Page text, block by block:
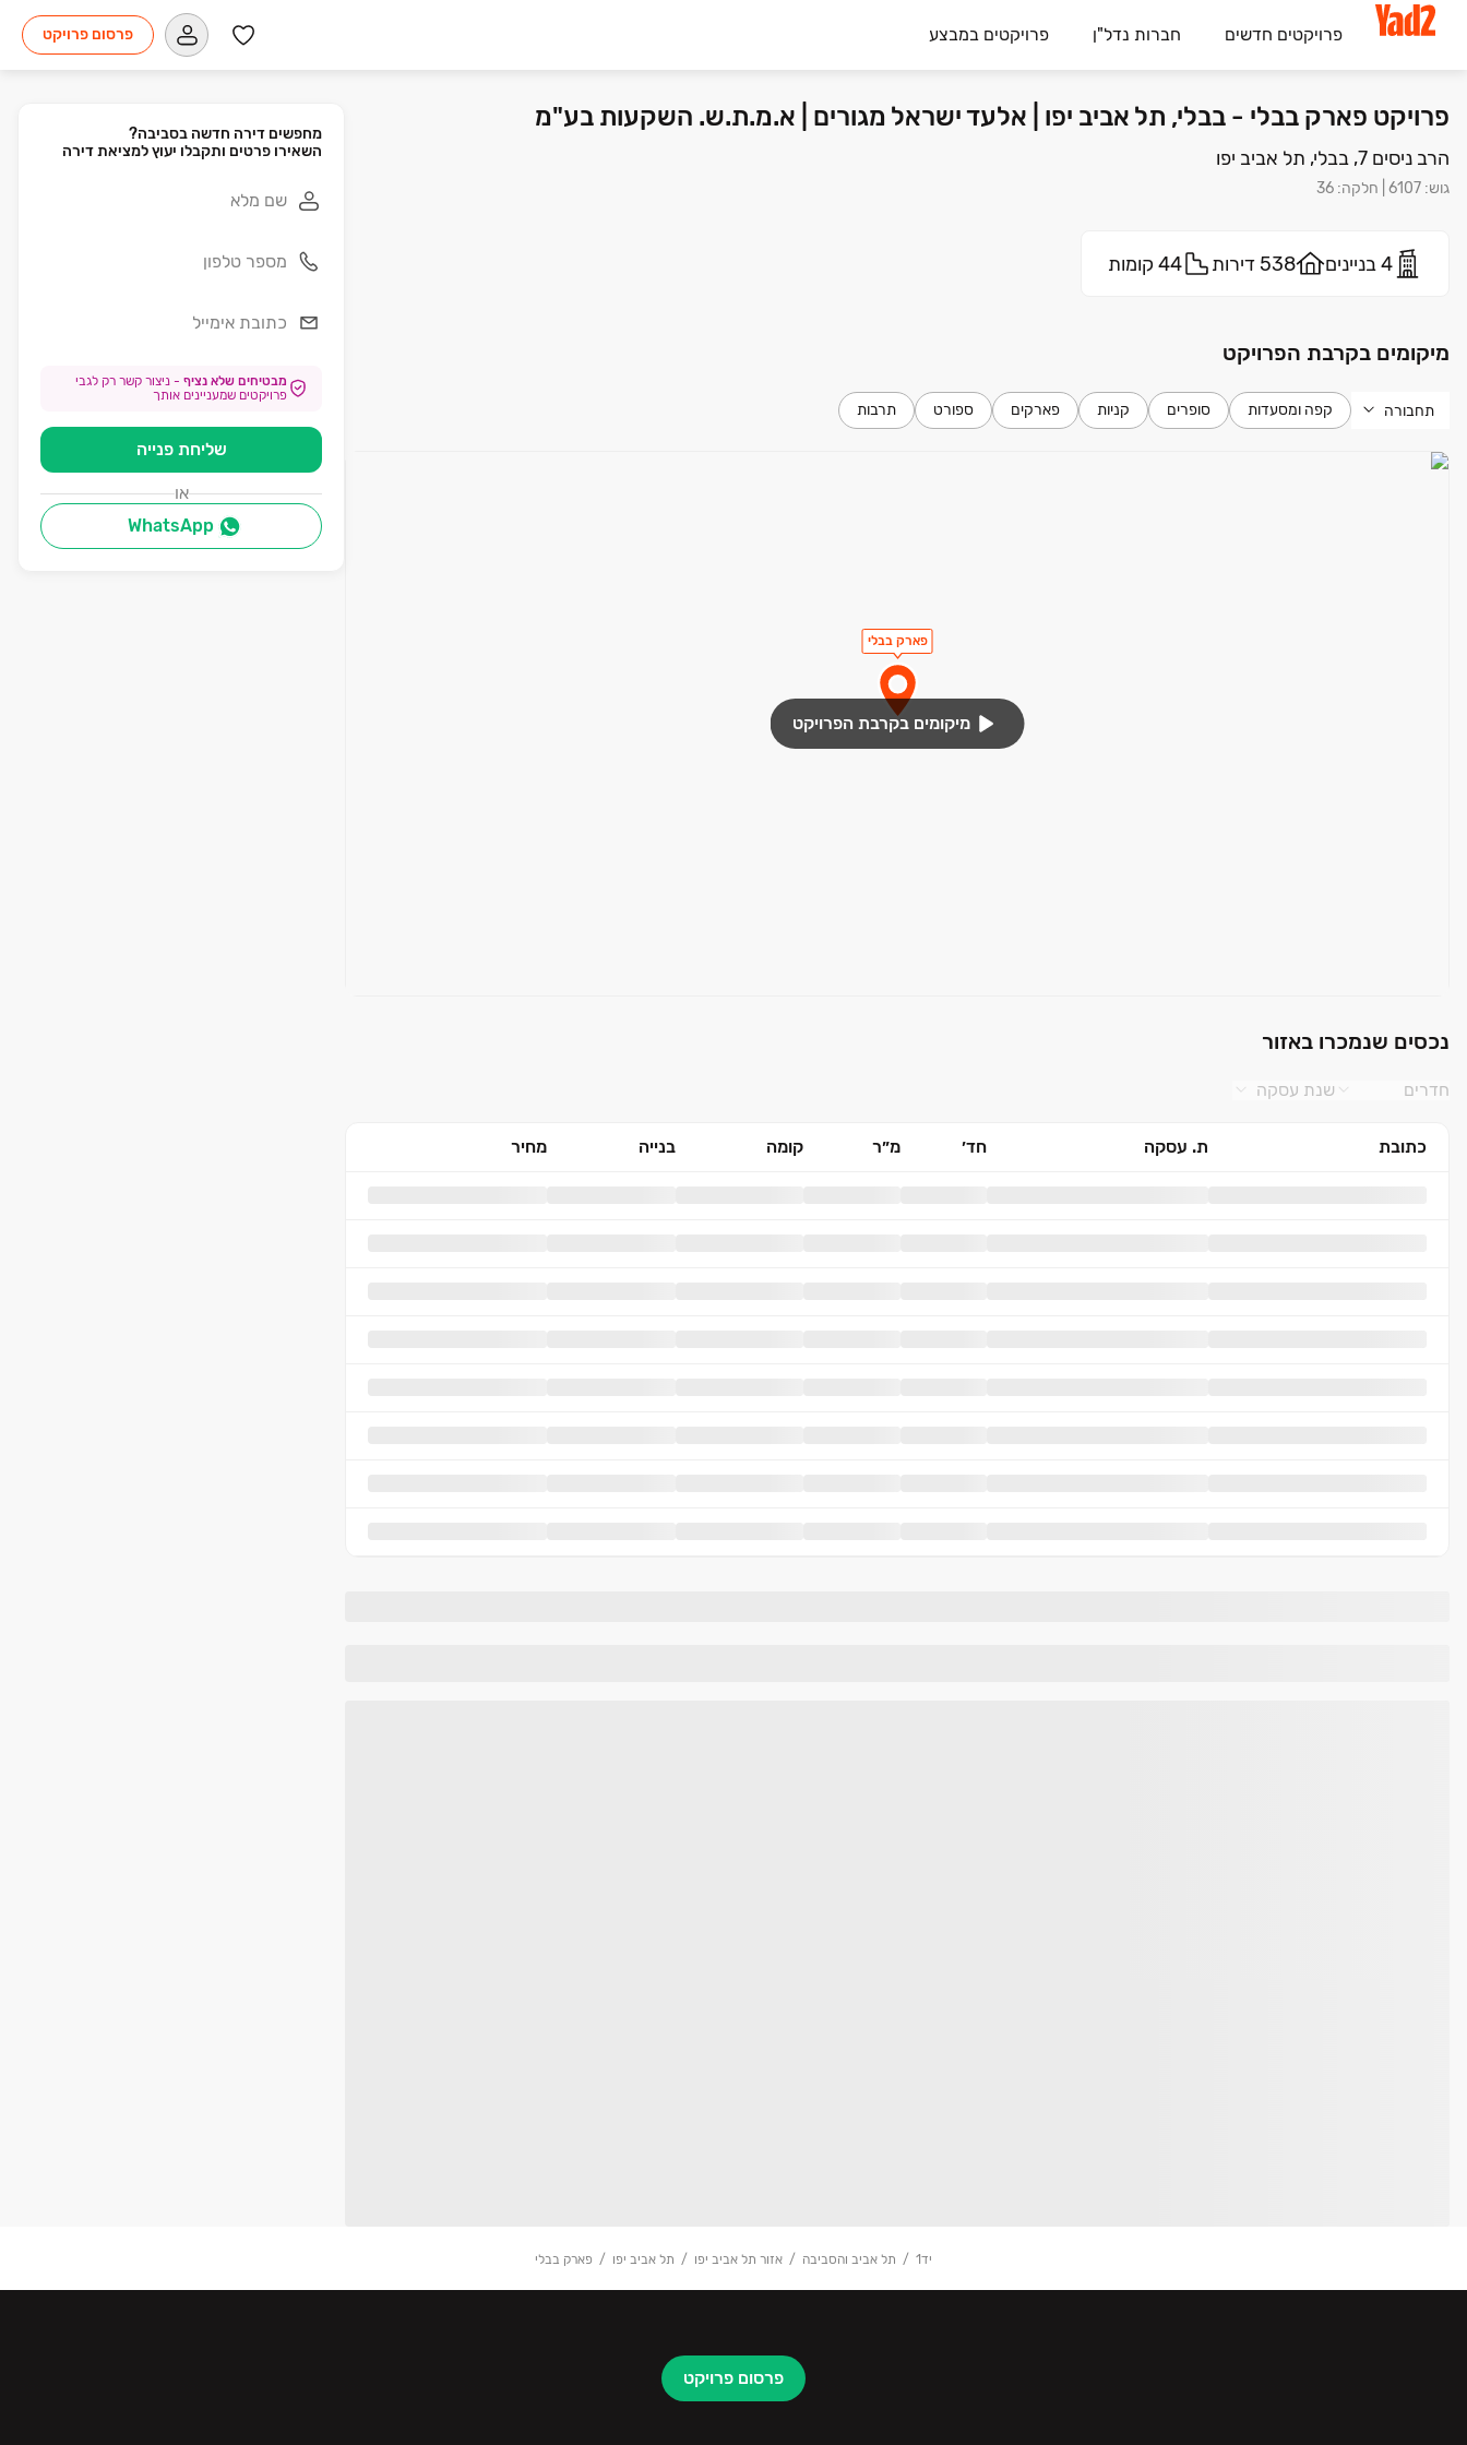
פרויקטים חדשים חברות נדל"ן פרויקטים במבצע פרסום פרויקט
פרויקט פארק בבלי - בבלי, תל אביב יפו | אלעד ישראל מגורים | א.מ.ת.ש. השקעות בע"מ
הרב ניסים 7, בבלי, תל אביב יפו
גוש:
6107 חלקה:
36
4 בניינים 538 דירות 44 קומות
מיקומים בקרבת הפרויקט
תחבורה קפה ומסעדות סופרים קניות פארקים ספורט תרבות
פארק בבלי
מיקומים בקרבת הפרויקט
נכסים שנמכרו באזור
חדרים שנת עסקה
כתובת ת. עסקה חד׳ מ״ר קומה בנייה מחיר
השאירו פרטים ותקבלו יעוץ למציאת דירה
מבטיחים שלא נציף - ניצור קשר רק לגבי
פרויקטים שמעניינים אותך
שליחת פנייה
או
WhatsApp
יד1 תל אביב והסביבה אזור תל אביב יפו תל אביב יפו פארק בבלי
פרסום פרויקט